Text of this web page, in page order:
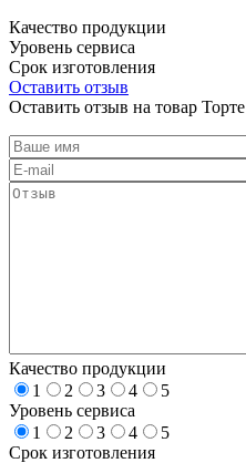
Качество продукции
Уровень сервиса
Срок изготовления
Оставить отзыв
Оставить отзыв на товар Торте
Качество продукции
1
2 3 4
5
Уровень сервиса
1
2 3 4
5
Срок изготовления